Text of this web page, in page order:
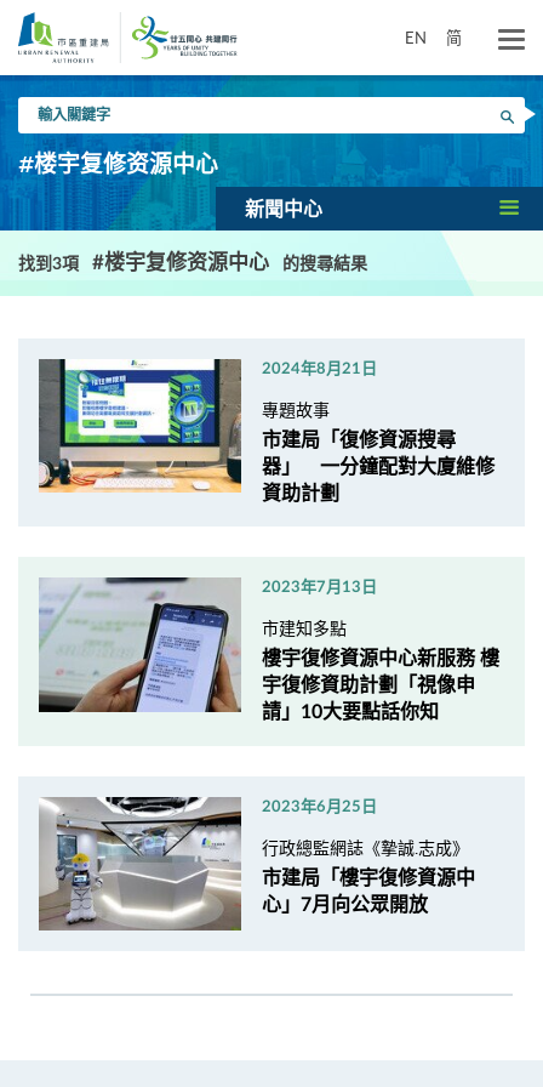
要
EN 简
入
關
鍵
搜尋
#楼宇复修资源中心
新聞中心
找到3項 #楼宇复修资源中心 的搜尋結果
2024年8月21日
專題故事
市建局「復修資源搜尋
器」 一分鐘配對大廈維修
資助計劃
2023年7月13日
市建知多點
樓宇復修資源中心新服務 樓
宇復修資助計劃「視像申
請」10大要點話你知
2023年6月25日
行政總監網誌《摯誠.志成》
市建局「樓宇復修資源中
心」7月向公眾開放